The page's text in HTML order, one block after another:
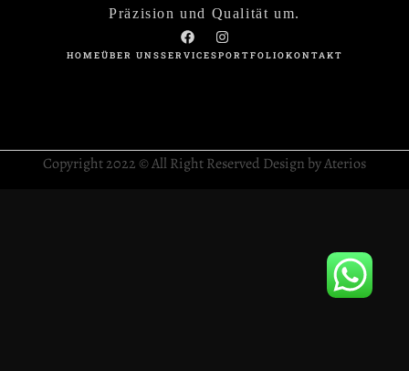
Präzision und Qualität um.
HOMEÜBER UNSSERVICESPORTFOLIOKONTAKT
Copyright 2022 © All Right Reserved Design by Aterios